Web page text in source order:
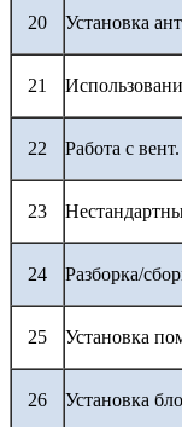
20 Установка
21
22 Работа с
23
24 Разборка/
25 Установка
26 Установка